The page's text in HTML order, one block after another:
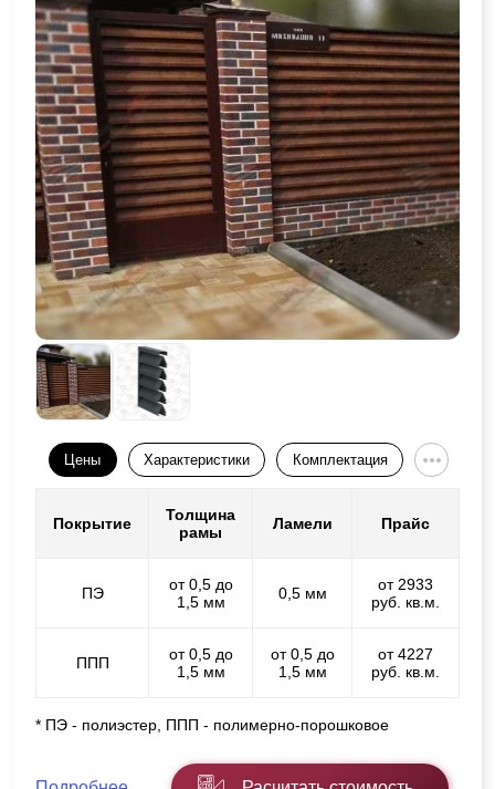
Цены Характеристики Комплектация
Покрытие
Толщина
рамы
Ламели Прайс
ПЭ
от 0,5 до
1,5 мм
0,5 мм
от 2933
руб. кв.м.
ППП
от 0,5 до
1,5 мм
от 0,5 до
1,5 мм
от 4227
руб. кв.м.
* ПЭ - полиэстер, ППП - полимерно-порошковое